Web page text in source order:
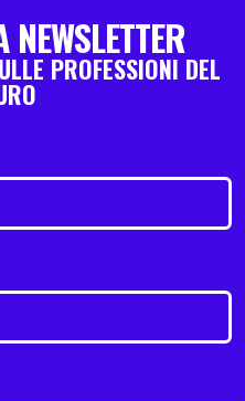
PROFESSIONI DEL